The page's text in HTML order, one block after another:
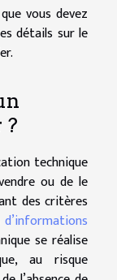
vous devez
détails sur le
technique
ou de le
des critères
d’informations
se réalise
au risque